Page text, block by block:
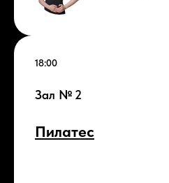
18:00
Зал № 2
Пилатес